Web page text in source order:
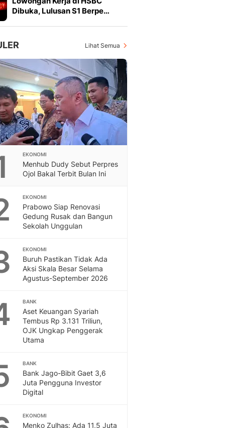
Dibuka, Lulusan S1 Berpe…
Lihat Semua
EKONOMI
Menhub Dudy Sebut Perpres
Ojol Bakal Terbit Bulan Ini
EKONOMI
Prabowo Siap Renovasi
Gedung Rusak dan Bangun
Sekolah Unggulan
EKONOMI
Buruh Pastikan Tidak Ada
Aksi Skala Besar Selama
Agustus-September 2026
BANK
Aset Keuangan Syariah
Tembus Rp 3.131 Triliun,
OJK Ungkap Penggerak
Utama
BANK
Bank Jago-Bibit Gaet 3,6
Juta Pengguna Investor
Digital
EKONOMI
Menko Zulhas: Ada 11,5 Juta